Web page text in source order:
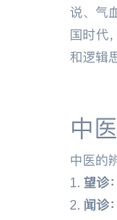
说、气
国时代
和逻辑
中
中医的
1. 望诊：
2. 闻诊：